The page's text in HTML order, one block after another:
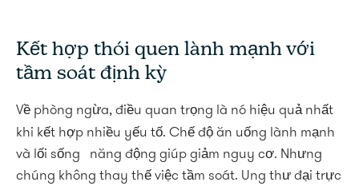
Kết hợp thói quen lành mạnh với
tầm soát định kỳ
Về phòng ngừa, điều quan trọng là nó hiệu quả nhất
khi kết hợp nhiều yếu tố. Chế độ ăn uống lành mạnh
và lối sống năng động giúp giảm nguy cơ. Nhưng
chúng không thay thế việc tầm soát. Ung thư đại trực